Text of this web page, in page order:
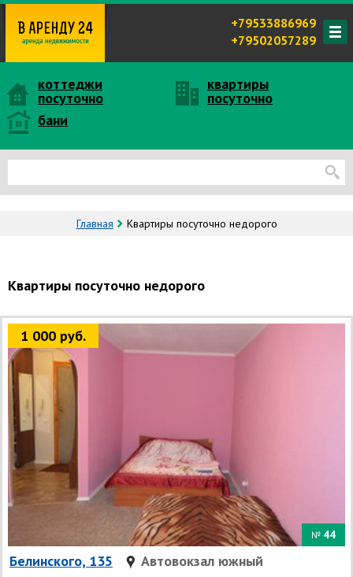
+79533886969
+79502057289
коттеджи
посуточно
квартиры
посуточно
бани
Главная Квартиры посуточно недорого
Квартиры посуточно недорого
1 000 руб.
№ 44
Белинского, 135 Автовокзал южный